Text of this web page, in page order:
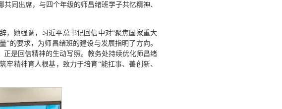
同出席，与四个年级的师昌绪班学子共忆精神、
，她强调，习近平总书记回信中对“聚焦国家重大
的要求，为师昌绪班的建设与发展指明了方向。
正是回信精神的生动写照。教务处持续优化师昌绪
精神育人根基，致力于培育“能扛事、善创新、